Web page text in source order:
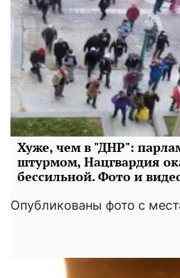
Хуже, чем в "ДНР":
штурмом, Нацгвардия
бессильной. Фото и
Опубликованы фото с